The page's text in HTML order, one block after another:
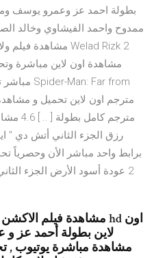
برابط واحد مباشر الأن وحصرياً
لاين بطولة أحمد عز